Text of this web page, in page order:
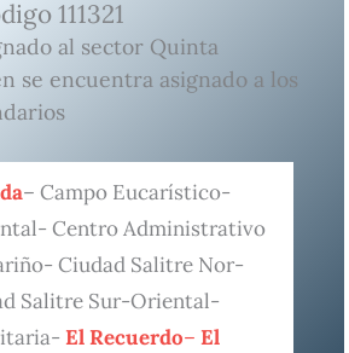
111321
al sector Quinta
se encuentra asignado a los
– Campo Eucarístico-
Centro Administrativo
Ciudad Salitre Nor-
Salitre Sur-Oriental-
El Recuerdo– El